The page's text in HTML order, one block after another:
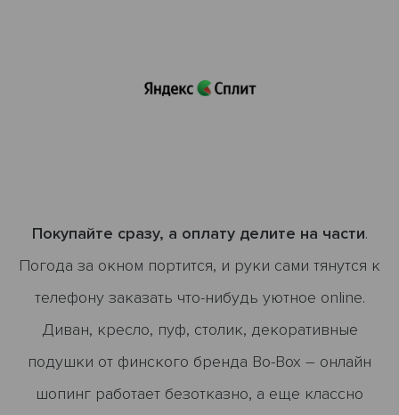
Покупайте сразу, а оплату делите на части.
Погода за окном портится, и руки сами тянутся к
телефону заказать что-нибудь уютное online.
Диван, кресло, пуф, столик, декоративные
подушки от финского бренда Bo-Box – онлайн
шопинг работает безотказно, а еще классно